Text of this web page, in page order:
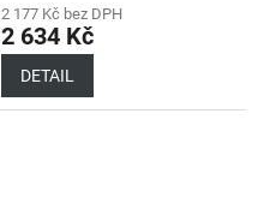
2 177 Kč bez DPH
2 634 Kč
DETAIL